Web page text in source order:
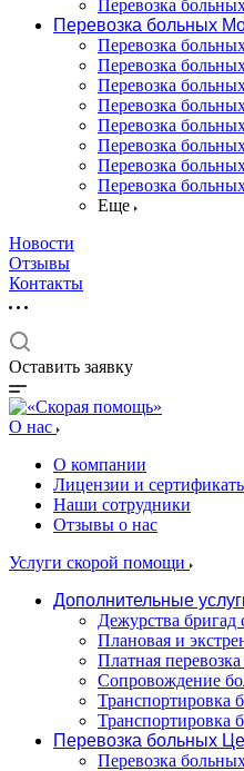
Перевозка
Перевозка больных
Перевозка
Перевозка
Перевозка
Перевозка
Перевозка
Перевозка
Перевозка
Перевозка
Еще
Новости
Отзывы
Контакты
Оставить заявку
О нас
О компании
Лицензии и
Наши сотрудники
Отзывы о нас
Услуги скорой помощи
Дополнительные
Дежурства
Плановая и
Платная
Сопровождение
Транспортировка
Транспортировка
Перевозка больных
Перевозка